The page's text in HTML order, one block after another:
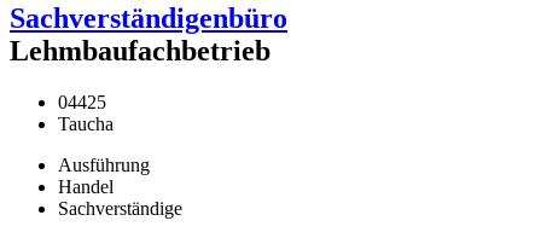
Sachverständigenbüro
Lehmbaufachbetrieb
04425
Taucha
Ausführung
Handel
Sachverständige